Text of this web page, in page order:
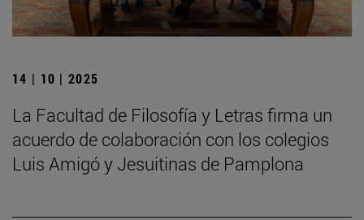
14 | 10 | 2025
La Facultad de Filosofía y Letras firma un
acuerdo de colaboración con los colegios
Luis Amigó y Jesuitinas de Pamplona